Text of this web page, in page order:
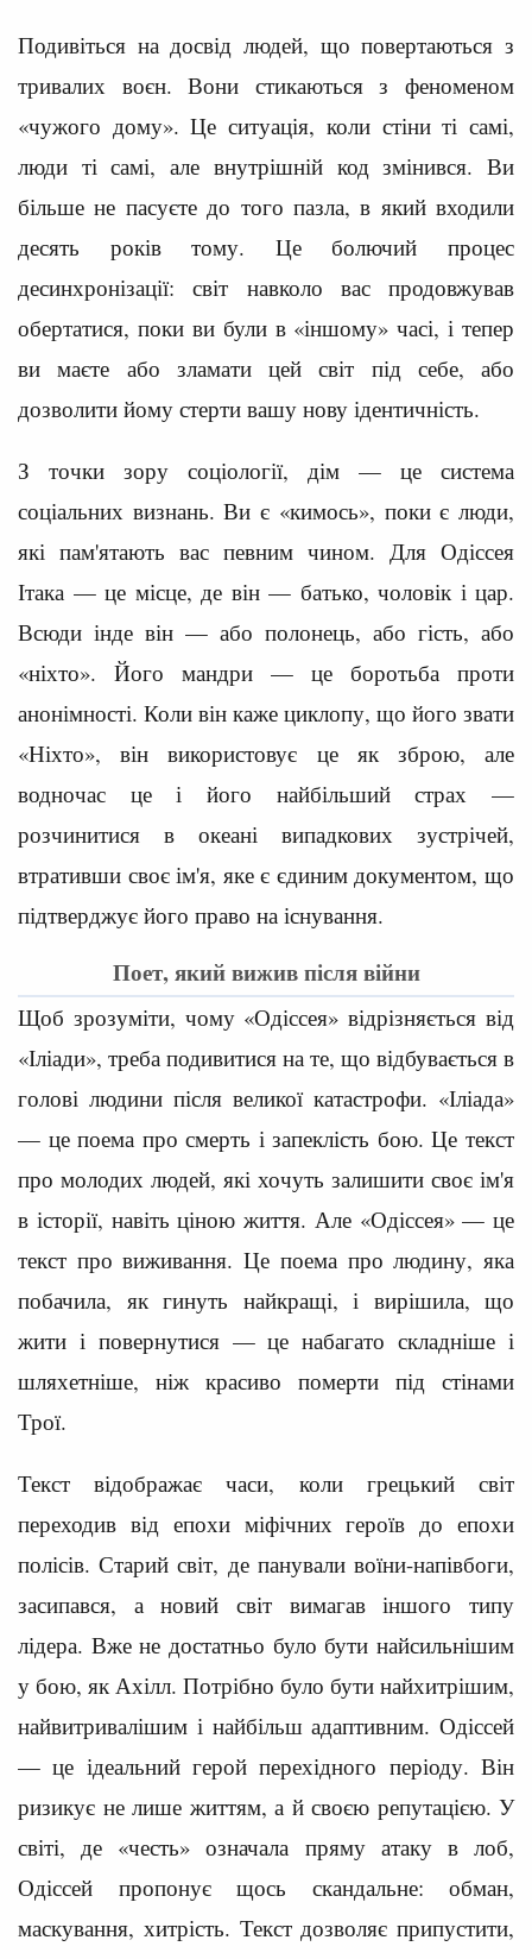
Подивіться на досвід людей, що повертаються з
тривалих воєн. Вони стикаються з феноменом
«чужого дому». Це ситуація, коли стіни ті самі,
люди ті самі, але внутрішній код змінився. Ви
більше не пасуєте до того пазла, в який входили
десять років тому. Це болючий процес
десинхронізації: світ навколо вас продовжував
обертатися, поки ви були в «іншому» часі, і тепер
ви маєте або зламати цей світ під себе, або
дозволити йому стерти вашу нову ідентичність.
З точки зору соціології, дім — це система
соціальних визнань. Ви є «кимось», поки є люди,
які пам'ятають вас певним чином. Для Одіссея
Ітака — це місце, де він — батько, чоловік і цар.
Всюди інде він — або полонець, або гість, або
«ніхто». Його мандри — це боротьба проти
анонімності. Коли він каже циклопу, що його звати
«Ніхто», він використовує це як зброю, але
водночас це і його найбільший страх —
розчинитися в океані випадкових зустрічей,
втративши своє ім'я, яке є єдиним документом, що
підтверджує його право на існування.
Поет, який вижив після війни
Щоб зрозуміти, чому «Одіссея» відрізняється від
«Іліади», треба подивитися на те, що відбувається в
голові людини після великої катастрофи. «Іліада»
— це поема про смерть і запеклість бою. Це текст
про молодих людей, які хочуть залишити своє ім'я
в історії, навіть ціною життя. Але «Одіссея» — це
текст про виживання. Це поема про людину, яка
побачила, як гинуть найкращі, і вирішила, що
жити і повернутися — це набагато складніше і
шляхетніше, ніж красиво померти під стінами
Трої.
Текст відображає часи, коли грецький світ
переходив від епохи міфічних героїв до епохи
полісів. Старий світ, де панували воїни-напівбоги,
засипався, а новий світ вимагав іншого типу
лідера. Вже не достатньо було бути найсильнішим
у бою, як Ахілл. Потрібно було бути найхитрішим,
найвитривалішим і найбільш адаптивним. Одіссей
— це ідеальний герой перехідного періоду. Він
ризикує не лише життям, а й своєю репутацією. У
світі, де «честь» означала пряму атаку в лоб,
Одіссей пропонує щось скандальне: обман,
маскування, хитрість. Текст дозволяє припустити,